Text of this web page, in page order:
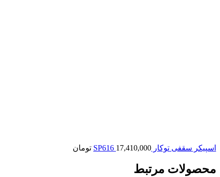
اسپیکر سقفی توکار SP616 17,410,000 تومان
محصولات مرتبط